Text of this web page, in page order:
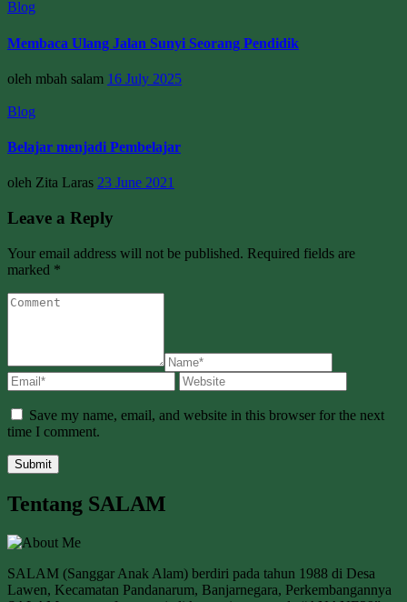
Blog
Membaca Ulang Jalan Sunyi Seorang Pendidik
oleh mbah salam 16 July 2025
Blog
Belajar menjadi Pembelajar
oleh Zita Laras 23 June 2021
Leave a Reply
Your email address will not be published. Required fields are
marked *
Save my name, email, and website in this browser for the next
time I comment.
Tentang SALAM
SALAM (Sanggar Anak Alam) berdiri pada tahun 1988 di Desa
Lawen, Kecamatan Pandanarum, Banjarnegara, Perkembangannya